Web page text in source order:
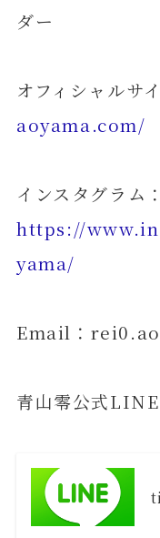
ダー
オフィシャルサ
aoyama.com/
インスタグラム：
https://
yama/
Email：
青山零公式